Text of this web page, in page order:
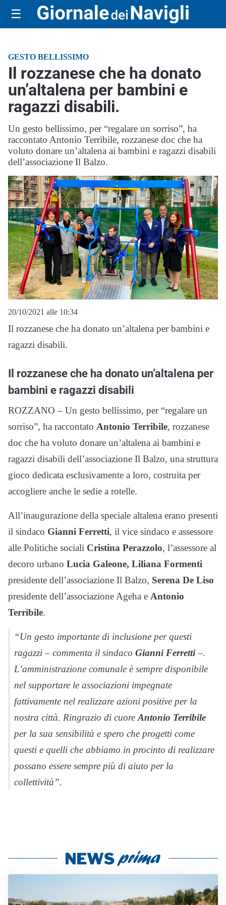
☰
GESTO BELLISSIMO
Il rozzanese che ha donato
un’altalena per bambini e
ragazzi disabili.
Un gesto bellissimo, per “regalare un sorriso”, ha
raccontato Antonio Terribile, rozzanese doc che ha
voluto donare un’altalena ai bambini e ragazzi disabili
dell’associazione Il Balzo.
20/10/2021 alle 10:34
Il rozzanese che ha donato un’altalena per bambini e
ragazzi disabili.
Il rozzanese che ha donato un’altalena per
bambini e ragazzi disabili
ROZZANO – Un gesto bellissimo, per “regalare un
sorriso”, ha raccontato Antonio Terribile, rozzanese
doc che ha voluto donare un’altalena ai bambini e
ragazzi disabili dell’associazione Il Balzo, una struttura
gioco dedicata esclusivamente a loro, costruita per
accogliere anche le sedie a rotelle.
All’inaugurazione della speciale altalena erano presenti
il sindaco Gianni Ferretti, il vice sindaco e assessore
alle Politiche sociali Cristina Perazzolo, l’assessore al
decoro urbano Lucia Galeone, Liliana Formenti
presidente dell’associazione Il Balzo, Serena De Liso
presidente dell’associazione Ageha e Antonio
Terribile.
“Un gesto importante di inclusione per questi
ragazzi – commenta il sindaco Gianni Ferretti–.
L’amministrazione comunale è sempre disponibile
nel supportare le associazioni impegnate
fattivamente nel realizzare azioni positive per la
nostra città. Ringrazio di cuore Antonio Terribile
per la sua sensibilità e spero che progetti come
questi e quelli che abbiamo in procinto di realizzare
possano essere sempre più di aiuto per la
collettività”.